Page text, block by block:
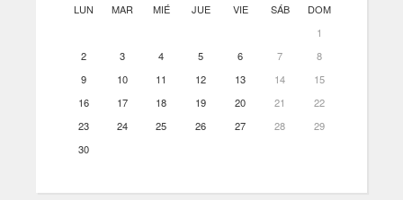
LUN MAR MIÉ JUE VIE SÁB
DOM
1
2
3 4 5 6 7
8
9
10 11 12 13 14
15
16
17 18 19 20 21
22
23
24 25 26 27 28
29
30